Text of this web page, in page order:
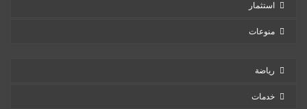
استثمار
منوعات
رياضة
خدمات